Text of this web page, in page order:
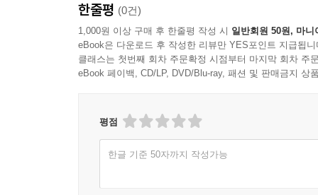
한줄평 (0건)
1,000원 이상 구매 후 한줄평 작성 시 일반회원 50원, 마니
eBook은 다운로드 후 작성한 리뷰만 YES포인트 지급됩니
클래스는 첫번째 회차 주문확정 시점부터 마지막 회차 주
eBook 페이백, CD/LP, DVD/Blu-ray, 패션 및 판매금지 상
평점
한글 기준 50자까지 작성가능